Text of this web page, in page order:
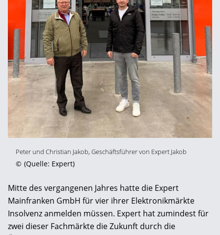
Peter und Christian Jakob, Geschäftsführer von Expert Jakob
© (Quelle: Expert)
Mitte des vergangenen Jahres hatte die Expert
Mainfranken GmbH für vier ihrer Elektronikmärkte
Insolvenz anmelden müssen. Expert hat zumindest für
zwei dieser Fachmärkte die Zukunft durch die